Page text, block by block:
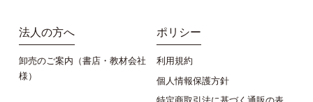
法人の方へ
卸売のご案内（書店・教材会社
様）
ポリシー
利用規約
個人情報保護方針